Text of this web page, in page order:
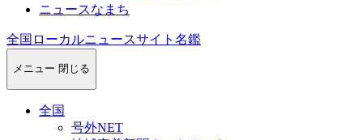
ニュースなまち
全国ローカルニュースサイト名鑑
メニュー 閉じる
全国
号外NET